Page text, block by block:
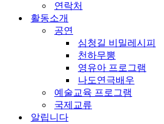
연락처
활동소개
공연
심청길 비밀레시피
천하무뽕
영유아 프로그램
나도연극배우
예술교육 프로그램
국제교류
알립니다